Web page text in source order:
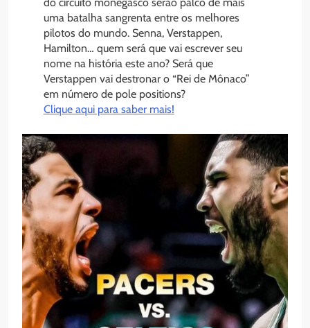
uma batalha sangrenta entre os melhores
pilotos do mundo. Senna, Verstappen,
Hamilton… quem será que vai escrever seu
nome na história este ano? Será que
Verstappen vai destronar o “Rei de Mônaco”
em número de pole positions?
Clique aqui para saber mais!